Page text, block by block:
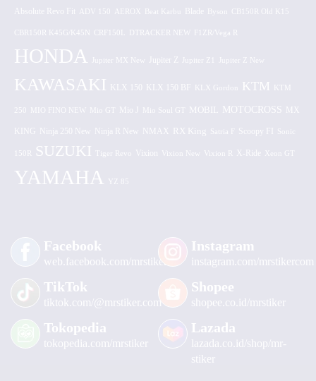
Absolute Revo Fit ADV 150 AEROX CB150R Old K15
CBR150R K45G/K45N CRF150L DTRACKER NEW F1ZR/Vega R
HONDA Jupiter MX New Jupiter Z Jupiter Z1 Jupiter Z New
KAWASAKI KLX 150 KLX 150 BF KLX Gordon KTM KTM
250 MIO FINO NEW Mio GT Mio J Mio Soul GT MOBIL MOTOCROSS MX
KING Ninja 250 New Ninja R New NMAX RX King Satria F Scoopy FI Sonic
150R SUZUKI Tiger Revo Vixion Vixion New Vixion R X-Ride Xeon GT
YAMAHA YZ 85
Facebook
web.facebook.com/mrstiker
Instagram
instagram.com/mrstikercom
TikTok
tiktok.com/@mrstiker.com
Shopee
shopee.co.id/mrstiker
Tokopedia
tokopedia.com/mrstiker
Lazada
lazada.co.id/shop/mr-
stiker